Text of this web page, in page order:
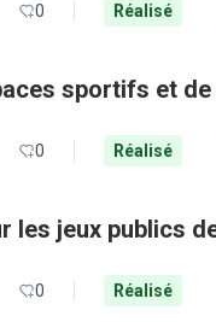
0 Réalisé
sportifs et
0 Réalisé
les jeux publics
0 Réalisé